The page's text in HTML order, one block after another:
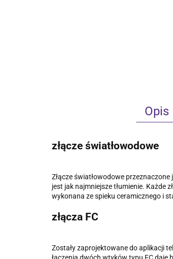
Opis
złącze światłowodowe
Złącze światłowodowe
jest jak najmniejsze tłumienie. Każde
wykonana ze spieku ceramicznego i
złącza FC
Zostały zaprojektowane do aplikacji
łączenia dwóch wtyków typu FC daje